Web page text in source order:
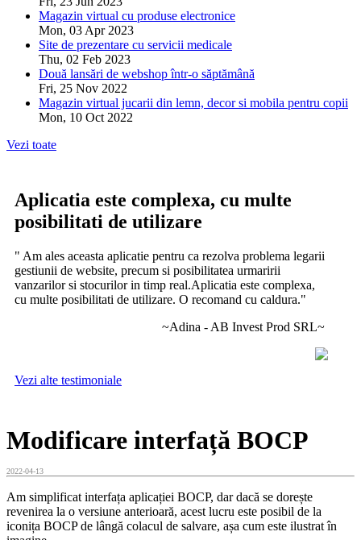
Magazin virtual cu produse electronice
Mon, 03 Apr 2023
Site de prezentare cu servicii medicale
Thu, 02 Feb 2023
Două lansări de webshop într-o săptămână
Fri, 25 Nov 2022
Magazin virtual jucarii din lemn, decor si mobila pentru copii
Mon, 10 Oct 2022
Vezi toate
Aplicatia este complexa, cu multe
posibilitati de utilizare
" Am ales aceasta aplicatie pentru ca rezolva problema legarii
gestiunii de website, precum si posibilitatea urmaririi
vanzarilor si stocurilor in timp real.Aplicatia este complexa,
cu multe posibilitati de utilizare. O recomand cu caldura."
~Adina - AB Invest Prod SRL~
Vezi alte testimoniale
Modificare interfață BOCP
2022-04-13
Am simplificat interfața aplicației BOCP, dar dacă se dorește
revenirea la o versiune anterioară, acest lucru este posibil de la
iconița BOCP de lângă colacul de salvare, așa cum este ilustrat în